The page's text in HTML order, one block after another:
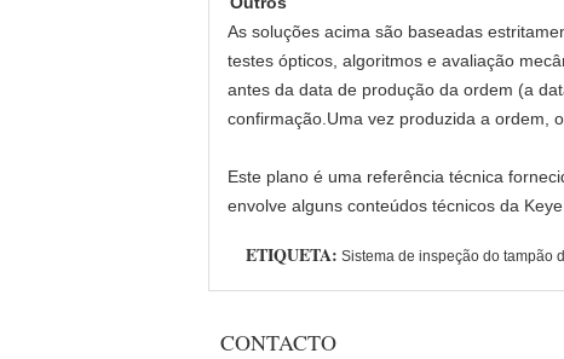
As soluções acima são baseadas
testes ópticos, algoritmos e avaliação
antes da data de produção da ordem (a
confirmação.Uma vez produzida a ordem,
Este plano é uma referência técnica
envolve alguns conteúdos técnicos da
ETIQUETA: Sistema de inspeção do tampão
CONTACTO